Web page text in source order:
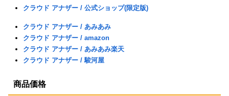
クラウド アナザー / 公式ショップ(限定版)
クラウド アナザー / あみあみ
クラウド アナザー / amazon
クラウド アナザー / あみあみ楽天
クラウド アナザー / 駿河屋
商品価格